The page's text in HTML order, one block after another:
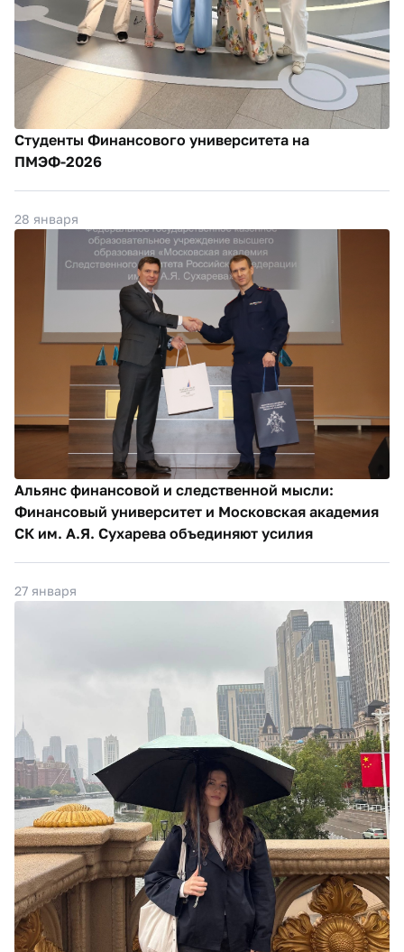
Студенты Финансового университета на
ПМЭФ-2026
28 января
Альянс финансовой и следственной мысли:
Финансовый университет и Московская академия
СК им. А.Я. Сухарева объединяют усилия
27 января